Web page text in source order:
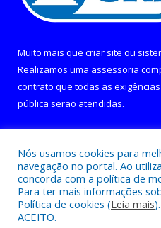
Muito mais que criar site ou
Realizamos uma assessoria
contrato que todas as
pública serão atendidas.
Todos os direitos reservados a
Nós usamos cookies para
navegação no portal. Ao
concorda com a política de
Para ter mais informações
Política de cookies (Leia mais
ACEITO.